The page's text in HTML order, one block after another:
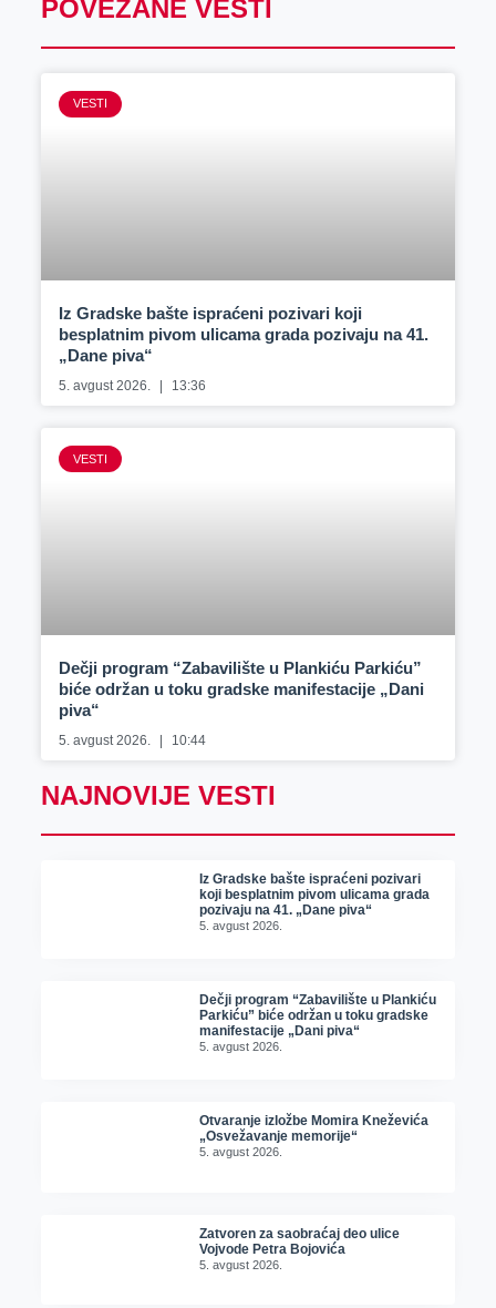
POVEZANE VESTI
VESTI
Iz Gradske bašte ispraćeni pozivari koji
besplatnim pivom ulicama grada pozivaju na 41.
„Dane piva“
5. avgust 2026. 13:36
VESTI
Dečji program “Zabavilište u Plankiću Parkiću”
biće održan u toku gradske manifestacije „Dani
piva“
5. avgust 2026. 10:44
NAJNOVIJE VESTI
Iz Gradske bašte ispraćeni pozivari
koji besplatnim pivom ulicama grada
pozivaju na 41. „Dane piva“
5. avgust 2026.
Dečji program “Zabavilište u Plankiću
Parkiću” biće održan u toku gradske
manifestacije „Dani piva“
5. avgust 2026.
Otvaranje izložbe Momira Kneževića
„Osvežavanje memorije“
5. avgust 2026.
Zatvoren za saobraćaj deo ulice
Vojvode Petra Bojovića
5. avgust 2026.